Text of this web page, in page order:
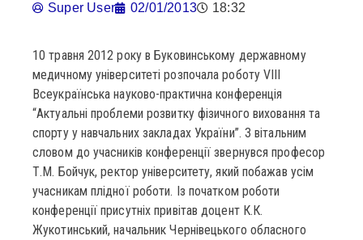
Super User 02/01/2013 18:32
10 травня 2012 року в Буковинському державному
медичному університеті розпочала роботу VIII
Всеукраїнська науково-практична конференція
“Актуальні проблеми розвитку фізичного виховання та
спорту у навчальних закладах України”. З вітальним
словом до учасників конференції звернувся професор
Т.М. Бойчук, ректор університету, який побажав усім
учасникам плідної роботи. Із початком роботи
конференції присутніх привітав доцент К.К.
Жукотинський, начальник Чернівецького обласного